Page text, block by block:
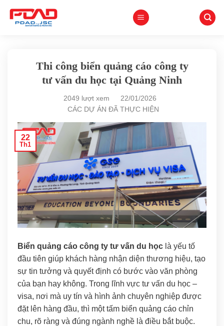
Thi công biển quảng cáo công ty
tư vấn du học tại Quảng Ninh
2049 lượt xem
22/01/2026
CÁC DỰ ÁN ĐÃ THỰC HIỆN
22
Th1
Biển quảng cáo công ty tư vấn du học là yếu tố
đầu tiên giúp khách hàng nhận diện thương hiệu, tạo
sự tin tưởng và quyết định có bước vào văn phòng
của bạn hay không. Trong lĩnh vực tư vấn du học –
visa, nơi mà uy tín và hình ảnh chuyên nghiệp được
đặt lên hàng đầu, thì một tấm biển quảng cáo chỉn
chu, rõ ràng và đúng ngành nghề là điều bắt buộc.